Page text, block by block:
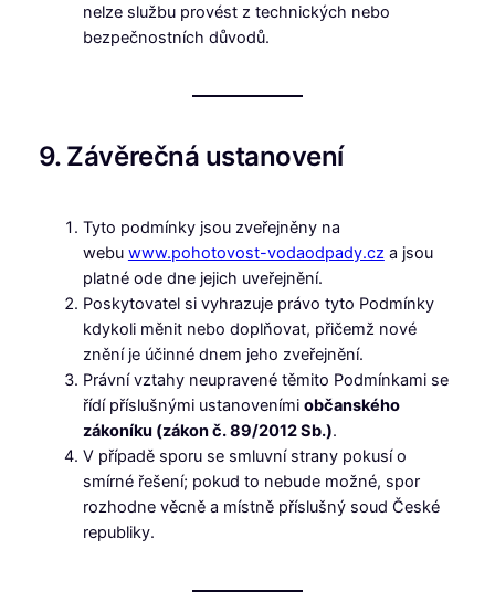
nelze službu provést z technických nebo
bezpečnostních důvodů.
9. Závěrečná ustanovení
Tyto podmínky jsou zveřejněny na
webu www.pohotovost-vodaodpady.cz a jsou
platné ode dne jejich uveřejnění.
Poskytovatel si vyhrazuje právo tyto Podmínky
kdykoli měnit nebo doplňovat, přičemž nové
znění je účinné dnem jeho zveřejnění.
Právní vztahy neupravené těmito Podmínkami se
řídí příslušnými ustanoveními občanského
zákoníku (zákon č. 89/2012 Sb.).
V případě sporu se smluvní strany pokusí o
smírné řešení; pokud to nebude možné, spor
rozhodne věcně a místně příslušný soud České
republiky.